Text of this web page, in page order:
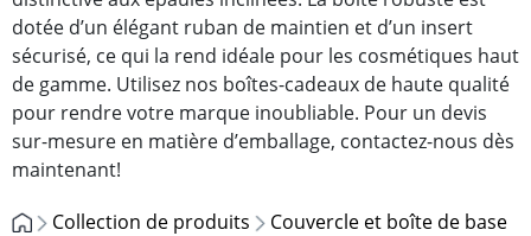
dotée d’un élégant ruban de maintien et d’un insert
sécurisé, ce qui la rend idéale pour les cosmétiques haut
de gamme. Utilisez nos boîtes-cadeaux de haute qualité
pour rendre votre marque inoubliable. Pour un devis
sur-mesure en matière d’emballage, contactez-nous dès
maintenant!
Collection de produits
Couvercle et boîte de base